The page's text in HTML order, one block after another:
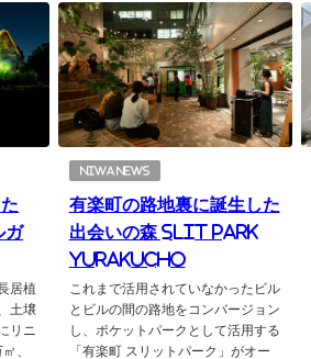
ガ
居植
土壌
リニ
、
NIWA NEWS
有楽町の路地裏に誕生した
出会いの森 Slit Park
YURAKUCHO
これまで活用されていなかったビル
とビルの間の路地をコンバージョン
し、ポケットパークとして活用する
「有楽町 スリットパーク」がオー